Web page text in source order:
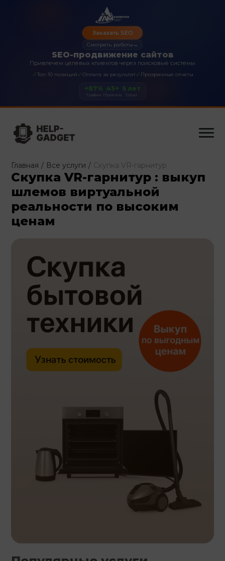
SEO-продвижение сайтов
Привлечем целевых клиентов через поисковые системы
✓Топ-10 позиций ✓Оплата за результат✓ Прозрачные отчеты
Заказать SEO
Смотреть работы →
+87%
Трафик
45+
Проекты
5 лет
Опыт
Главная / Все услуги / Скупка VR-гарнитур
Скупка VR-гарнитур : выкуп
шлемов виртуальной
реальности по высоким
ценам